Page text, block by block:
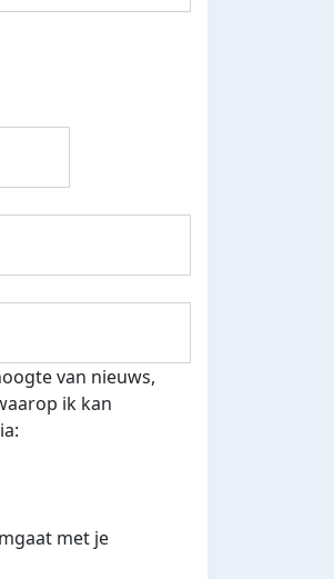
verstuurd
t-shirt
van nieuws,
ik kan
met je